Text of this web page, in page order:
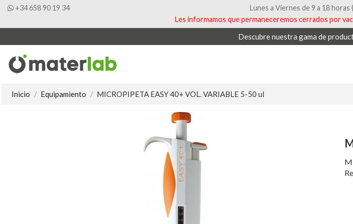
+34 658 90 19 34
Lunes a Viernes de 9 a 18
Les informamos que permaneceremos cerrados por
Descubre nuestra gama de
Inicio Equipamiento MICROPIPETA EASY 40+ VOL. VARIABLE 5-50 ul